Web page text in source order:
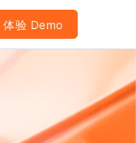
体验 Demo